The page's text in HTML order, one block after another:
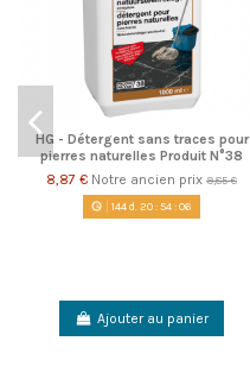
HG - Détergent sans traces pour
pierres naturelles Produit N°38
8,87 € Notre ancien prix 9,85 €
144d. 20:54:06
Ajouter au panier